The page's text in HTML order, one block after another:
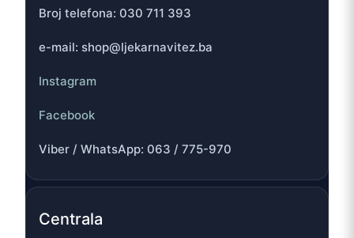
Broj telefona: 030 711 393
e-mail: shop@ljekarnavitez.ba
Instagram
Facebook
Viber / WhatsApp: 063 / 775-970
Centrala